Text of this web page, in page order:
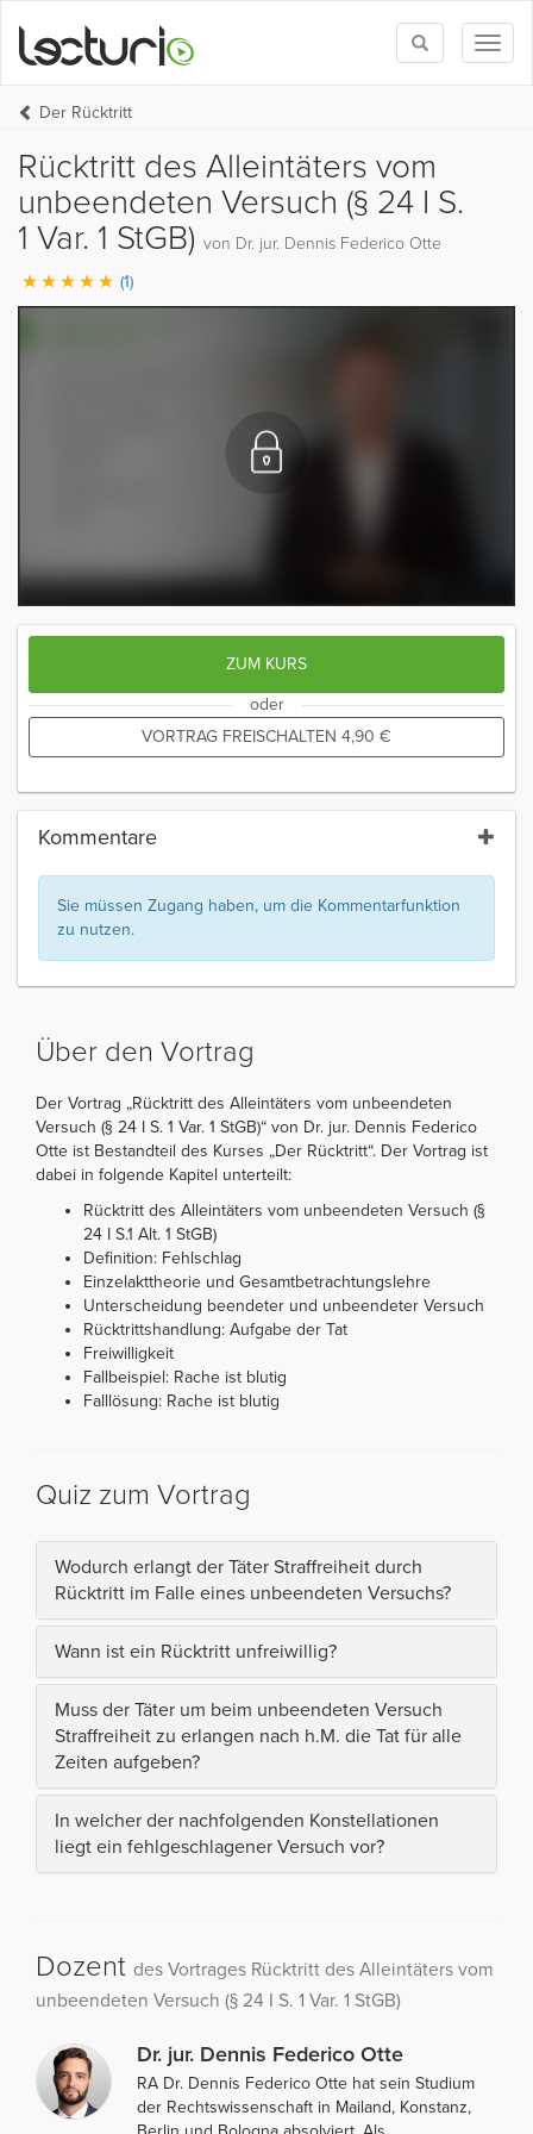
Toggle
search
Der Rücktritt
Rücktritt des Alleintäters vom
unbeendeten Versuch (§ 24 I S.
1 Var. 1 StGB) von Dr. jur. Dennis Federico Otte
(1)
ZUM KURS
oder
VORTRAG FREISCHALTEN 4,90 €
Kommentare
Sie müssen Zugang haben, um die Kommentarfunktion
zu nutzen.
Über den Vortrag
Der Vortrag „Rücktritt des Alleintäters vom unbeendeten
Versuch (§ 24 I S. 1 Var. 1 StGB)“ von Dr. jur. Dennis Federico
Otte ist Bestandteil des Kurses „Der Rücktritt“. Der Vortrag ist
dabei in folgende Kapitel unterteilt:
Rücktritt des Alleintäters vom unbeendeten Versuch (§
24 I S.1 Alt. 1 StGB)
Definition: Fehlschlag
Einzelakttheorie und Gesamtbetrachtungslehre
Unterscheidung beendeter und unbeendeter Versuch
Rücktrittshandlung: Aufgabe der Tat
Freiwilligkeit
Fallbeispiel: Rache ist blutig
Falllösung: Rache ist blutig
Quiz zum Vortrag
Wodurch erlangt der Täter Straffreiheit durch
Rücktritt im Falle eines unbeendeten Versuchs?
Wann ist ein Rücktritt unfreiwillig?
Muss der Täter um beim unbeendeten Versuch
Straffreiheit zu erlangen nach h.M. die Tat für alle
Zeiten aufgeben?
In welcher der nachfolgenden Konstellationen
liegt ein fehlgeschlagener Versuch vor?
Dozent des Vortrages Rücktritt des Alleintäters vom
unbeendeten Versuch (§ 24 I S. 1 Var. 1 StGB)
Dr. jur. Dennis Federico Otte
RA Dr. Dennis Federico Otte hat sein Studium
der Rechtswissenschaft in Mailand, Konstanz,